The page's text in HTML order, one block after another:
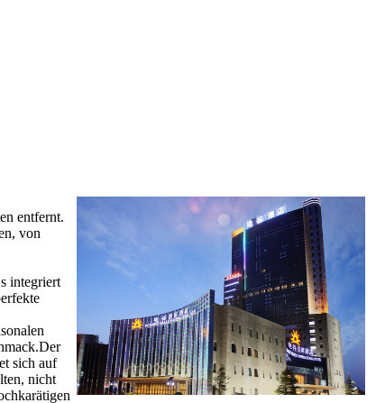
entfernt.
von
integriert
sich auf
nicht